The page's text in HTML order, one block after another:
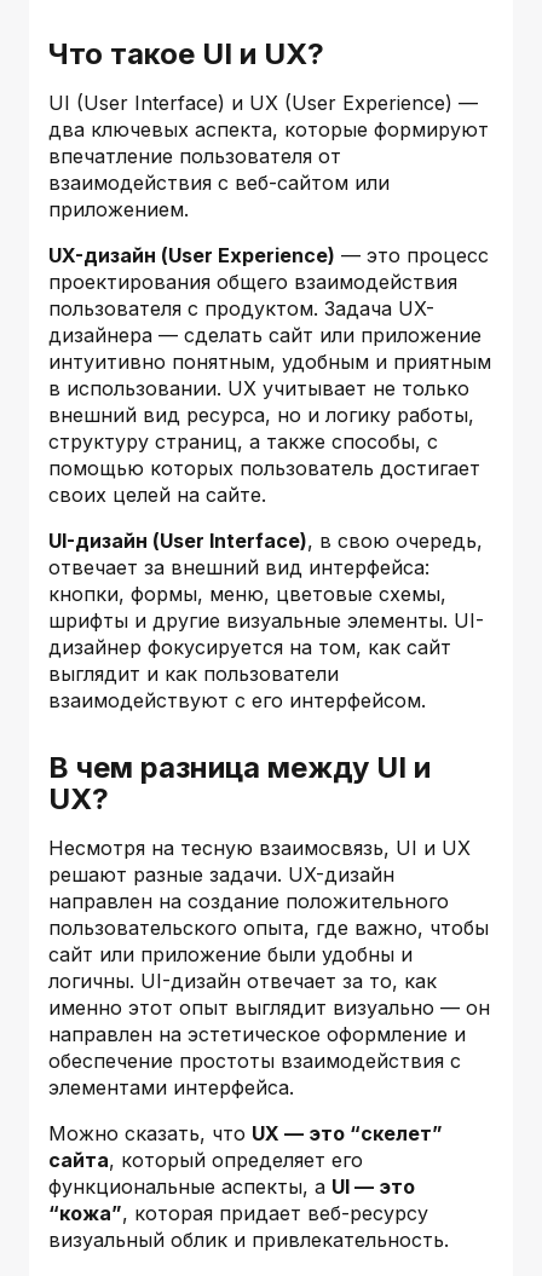
Что такое UI и UX?
UI (User Interface) и UX (User Experience) —
два ключевых аспекта, которые формируют
впечатление пользователя от
взаимодействия с веб-сайтом или
приложением.
UX-дизайн (User Experience) — это процесс
проектирования общего взаимодействия
пользователя с продуктом. Задача UX-
дизайнера — сделать сайт или приложение
интуитивно понятным, удобным и приятным
в использовании. UX учитывает не только
внешний вид ресурса, но и логику работы,
структуру страниц, а также способы, с
помощью которых пользователь достигает
своих целей на сайте.
UI-дизайн (User Interface), в свою очередь,
отвечает за внешний вид интерфейса:
кнопки, формы, меню, цветовые схемы,
шрифты и другие визуальные элементы. UI-
дизайнер фокусируется на том, как сайт
выглядит и как пользователи
взаимодействуют с его интерфейсом.
В чем разница между UI и
UX?
Несмотря на тесную взаимосвязь, UI и UX
решают разные задачи. UX-дизайн
направлен на создание положительного
пользовательского опыта, где важно, чтобы
сайт или приложение были удобны и
логичны. UI-дизайн отвечает за то, как
именно этот опыт выглядит визуально — он
направлен на эстетическое оформление и
обеспечение простоты взаимодействия с
элементами интерфейса.
Можно сказать, что UX — это “скелет”
сайта, который определяет его
функциональные аспекты, а UI — это
“кожа”, которая придает веб-ресурсу
визуальный облик и привлекательность.